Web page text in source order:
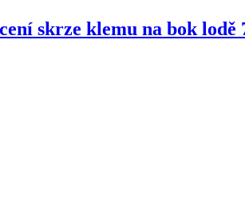
skrze klemu na bok lodě